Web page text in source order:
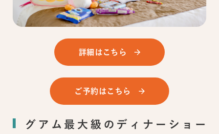
詳細はこちら
ご予約はこちら
グアム最大級のディナーショー